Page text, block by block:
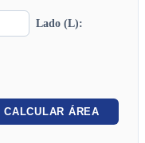
Lado (L):
CALCULAR ÁREA